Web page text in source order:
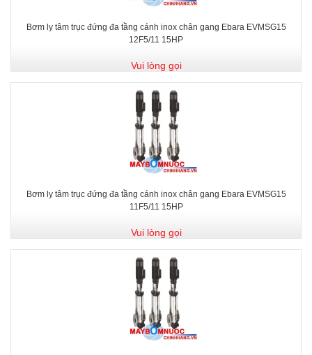
Bơm ly tâm trục đứng đa tầng cánh inox chân gang Ebara EVMSG15
12F5/11 15HP
Vui lòng gọi
Bơm ly tâm trục đứng đa tầng cánh inox chân gang Ebara EVMSG15
11F5/11 15HP
Vui lòng gọi